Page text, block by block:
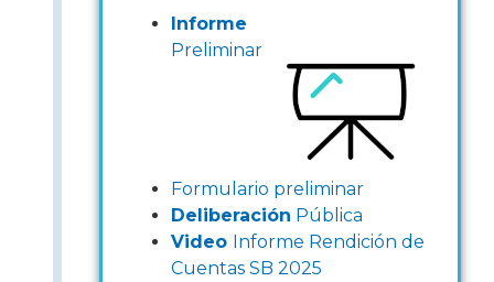
Informe
Preliminar
Formulario preliminar
Deliberación Pública
Video Informe Rendición de
Cuentas SB 2025